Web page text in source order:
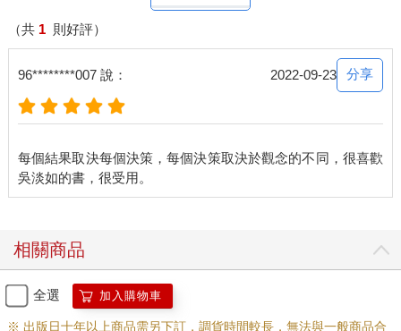
（共 1 則好評）
96********007 說： 2022-09-23 分享
每個結果取決每個決策，每個決策取決於觀念的不同，很喜歡
相關商品
全選 加入購物車
※ 出版日十年以上商品需另下訂，調貨時間較長，無法與一般商品合